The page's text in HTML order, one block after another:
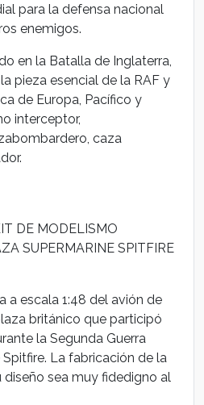
para la defensa nacional
enemigos.
en la Batalla de Inglaterra,
pieza esencial de la RAF y
de Europa, Pacífico y
interceptor,
caza
DE MODELISMO
SUPERMARINE SPITFIRE
a escala 1:48 del avión de
británico que participó
la Segunda Guerra
La fabricación de la
sea muy fidedigno al